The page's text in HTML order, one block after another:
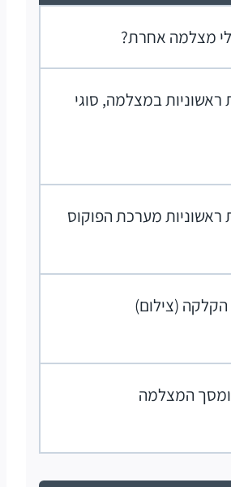
מצלמה אחרת?
ראשוניות במצלמה, סוגי
ראשוניות מערכת הפוקוס
(צילום)
ומסך המצלמה